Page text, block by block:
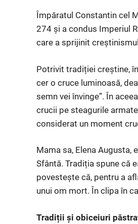
Împăratul Constantin cel
274 și a condus Imperiul
care a sprijinit
Potrivit tradiției creștine,
cer o cruce luminoasă,
semn vei învinge”. În
crucii pe steagurile
considerat un moment
Mama sa, Elena
Sfântă. Tradiția spune că
povestește că, pentru a
unui om mort. În clipa în
Tradiții și obiceiuri